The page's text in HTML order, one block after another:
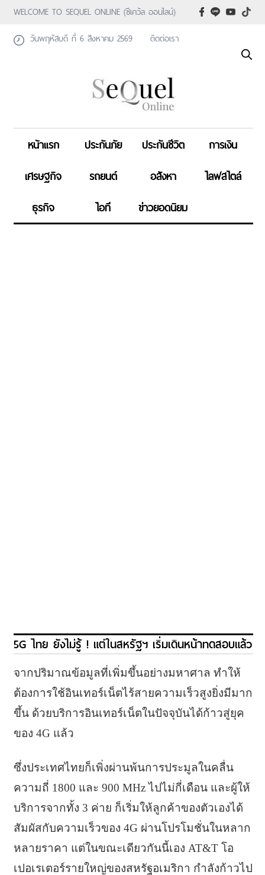
WELCOME TO SEQUEL ONLINE (ซีเคว้ล ออนไลน์)
วันพฤหัสบดี ที่ 6 สิงหาคม 2569
ติดต่อเรา
หน้าแรก ประกันภัย ประกันชีวิต
การเงิน
เศรษฐกิจ
รถยนต์ อสังหา
ไลฟสไตล์
ธุรกิจ
ไอที ข่าวยอดนิยม
5G ไทย ยังไม่รู้ ! แต่ในสหรัฐฯ เริ่มเดินหน้าทดสอบแล้ว
จากปริมาณข้อมูลที่เพิ่มขึ้นอย่างมหาศาล ทำให้
ต้องการใช้อินเทอร์เน็ตไร้สายความเร็วสูงยิ่งมีมาก
ขึ้น ด้วยบริการอินเทอร์เน็ตในปัจจุบันได้ก้าวสู่ยุค
ของ 4G แล้ว
ซึ่งประเทศไทยก็เพิ่งผ่านพ้นการประมูลในคลื่น
ความถี่ 1800 และ 900 MHz ไปไม่กี่เดือน และผู้ให้
บริการจากทั้ง 3 ค่าย ก็เริ่มให้ลูกค้าของตัวเองได้
สัมผัสกับความเร็วของ 4G ผ่านโปรโมชั่นในหลาก
หลายราคา แต่ในขณะเดียวกันนี้เอง AT&T โอ
เปอเรเตอร์รายใหญ่ของสหรัฐอเมริกา กำลังก้าวไป